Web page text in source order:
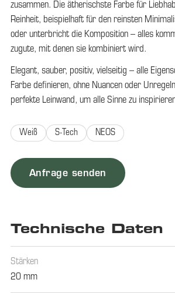
zusammen. Die ätherischste Farbe für
Reinheit, beispielhaft für den reinsten
oder unterbricht die Komposition – alles
zugute, mit denen sie kombiniert wird.
Elegant, sauber, positiv, vielseitig – alle
Farbe definieren, ohne Nuancen oder
perfekte Leinwand, um alle Sinne zu
Weiß S-Tech NEOS
Anfrage senden
Technische Daten
Stärken
20 mm